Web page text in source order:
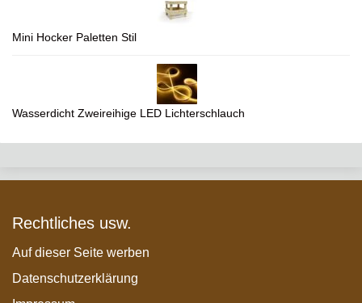
Mini Hocker Paletten Stil
Wasserdicht Zweireihige LED Lichterschlauch
Rechtliches usw.
Auf dieser Seite werben
Datenschutzerklärung